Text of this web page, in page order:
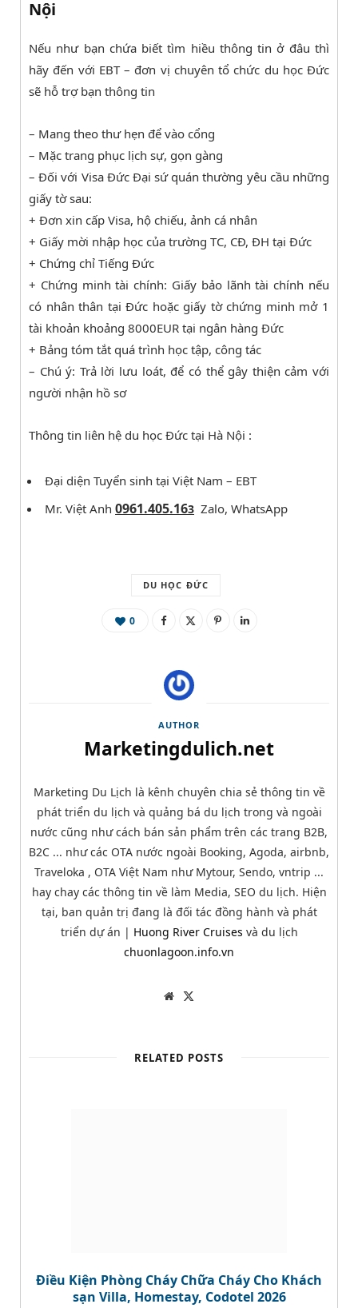
Nội
Nếu như bạn chứa biết tìm hiều thông tin ở đâu thì
hãy đến với EBT – đơn vị chuyên tổ chức du học Đức
sẽ hỗ trợ bạn thông tin
– Mang theo thư hẹn để vào cổng
– Mặc trang phục lịch sự, gọn gàng
– Đối với Visa Đức Đại sứ quán thường yêu cầu những
giấy tờ sau:
+ Đơn xin cấp Visa, hộ chiếu, ảnh cá nhân
+ Giấy mời nhập học của trường TC, CĐ, ĐH tại Đức
+ Chứng chỉ Tiếng Đức
+ Chứng minh tài chính: Giấy bảo lãnh tài chính nếu
có nhân thân tại Đức hoặc giấy tờ chứng minh mở 1
tài khoản khoảng 8000EUR tại ngân hàng Đức
+ Bảng tóm tắt quá trình học tập, công tác
– Chú ý: Trả lời lưu loát, để có thể gây thiện cảm với
người nhận hồ sơ
Thông tin liên hệ du học Đức tại Hà Nội :
Đại diện Tuyển sinh tại Việt Nam – EBT
Mr. Việt Anh 0961.405.163 Zalo, WhatsApp
DU HỌC ĐỨC
0
AUTHOR
Marketingdulich.net
Marketing Du Lịch là kênh chuyên chia sẻ thông tin về
phát triển du lịch và quảng bá du lịch trong và ngoài
nước cũng như cách bán sản phẩm trên các trang B2B,
B2C ... như các OTA nước ngoài Booking, Agoda, airbnb,
Traveloka , OTA Việt Nam như Mytour, Sendo, vntrip ...
hay chay các thông tin về làm Media, SEO du lịch. Hiện
tại, ban quản trị đang là đối tác đồng hành và phát
triển dự án | Huong River Cruises và du lịch
chuonlagoon.info.vn
W
e
r
RELATED POSTS
Điều Kiện Phòng Cháy Chữa Cháy Cho Khách
sạn Villa, Homestay, Codotel 2026